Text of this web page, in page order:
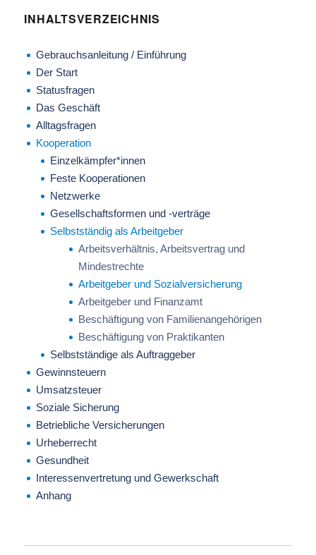
INHALTSVERZEICHNIS
Gebrauchsanleitung / Einführung
Der Start
Statusfragen
Das Geschäft
Alltagsfragen
Kooperation
Einzelkämpfer*innen
Feste Kooperationen
Netzwerke
Gesellschaftsformen und -verträge
Selbstständig als Arbeitgeber
Arbeitsverhältnis, Arbeitsvertrag und
Mindestrechte
Arbeitgeber und Sozialversicherung
Arbeitgeber und Finanzamt
Beschäftigung von Familienangehörigen
Beschäftigung von Praktikanten
Selbstständige als Auftraggeber
Gewinnsteuern
Umsatzsteuer
Soziale Sicherung
Betriebliche Versicherungen
Urheberrecht
Gesundheit
Interessenvertretung und Gewerkschaft
Anhang